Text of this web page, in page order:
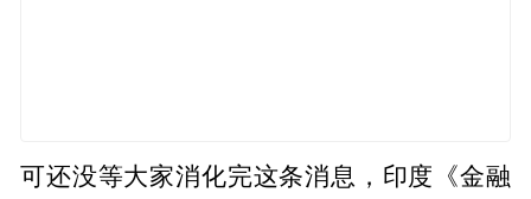
可还没等大家消化完这条消息，印度《金融